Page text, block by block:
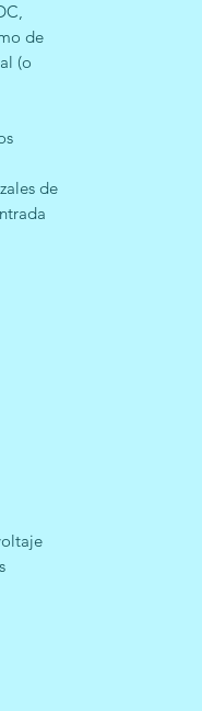
de
(o
de